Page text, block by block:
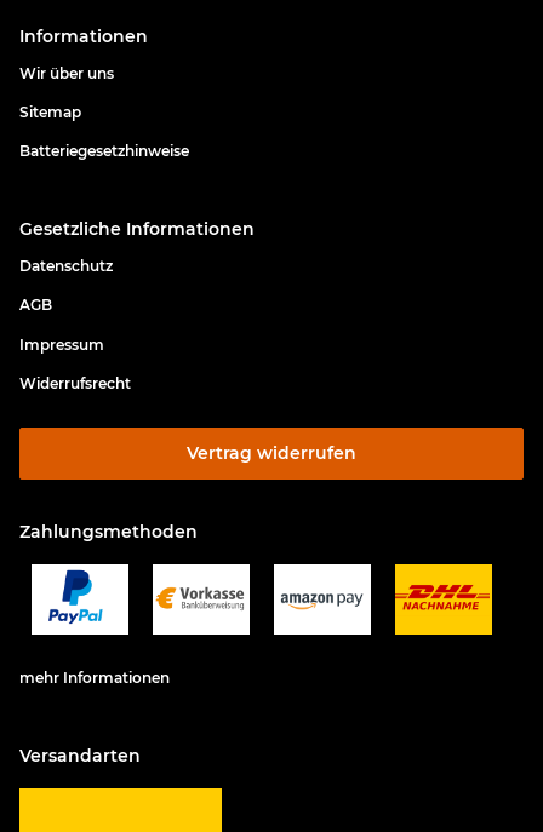
Informationen
Wir über uns
Sitemap
Batteriegesetzhinweise
Gesetzliche Informationen
Datenschutz
AGB
Impressum
Widerrufsrecht
Vertrag widerrufen
Zahlungsmethoden
mehr Informationen
Versandarten